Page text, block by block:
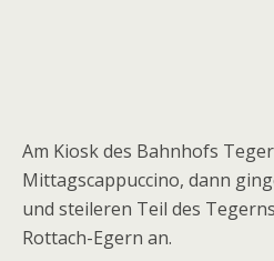
Am Kiosk des Bahnhofs
Mittagscappuccino, dann
und steileren Teil des
Rottach-Egern an.